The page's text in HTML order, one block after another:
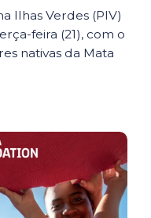
Ilhas Verdes (PIV)
feira (21), com o
nativas da Mata